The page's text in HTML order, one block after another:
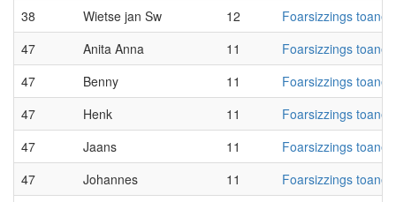
38
Wietse jan Sw 12
Foarsizzings toanen
47
Anita Anna 11
Foarsizzings toanen
47
Benny 11
Foarsizzings toanen
47
Henk 11
Foarsizzings toanen
47
Jaans 11
Foarsizzings toanen
47
Johannes 11
Foarsizzings toanen